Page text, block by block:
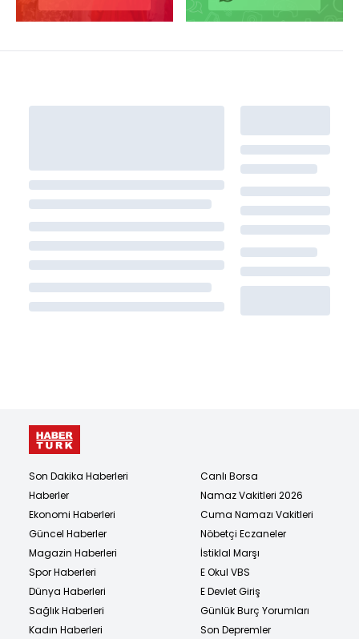
Son Dakika Haberleri
Haberler
Ekonomi Haberleri
Güncel Haberler
Magazin Haberleri
Spor Haberleri
Dünya Haberleri
Sağlık Haberleri
Kadın Haberleri
Canlı Borsa
Namaz Vakitleri 2026
Cuma Namazı Vakitleri
Nöbetçi Eczaneler
İstiklal Marşı
E Okul VBS
E Devlet Giriş
Günlük Burç Yorumları
Son Depremler